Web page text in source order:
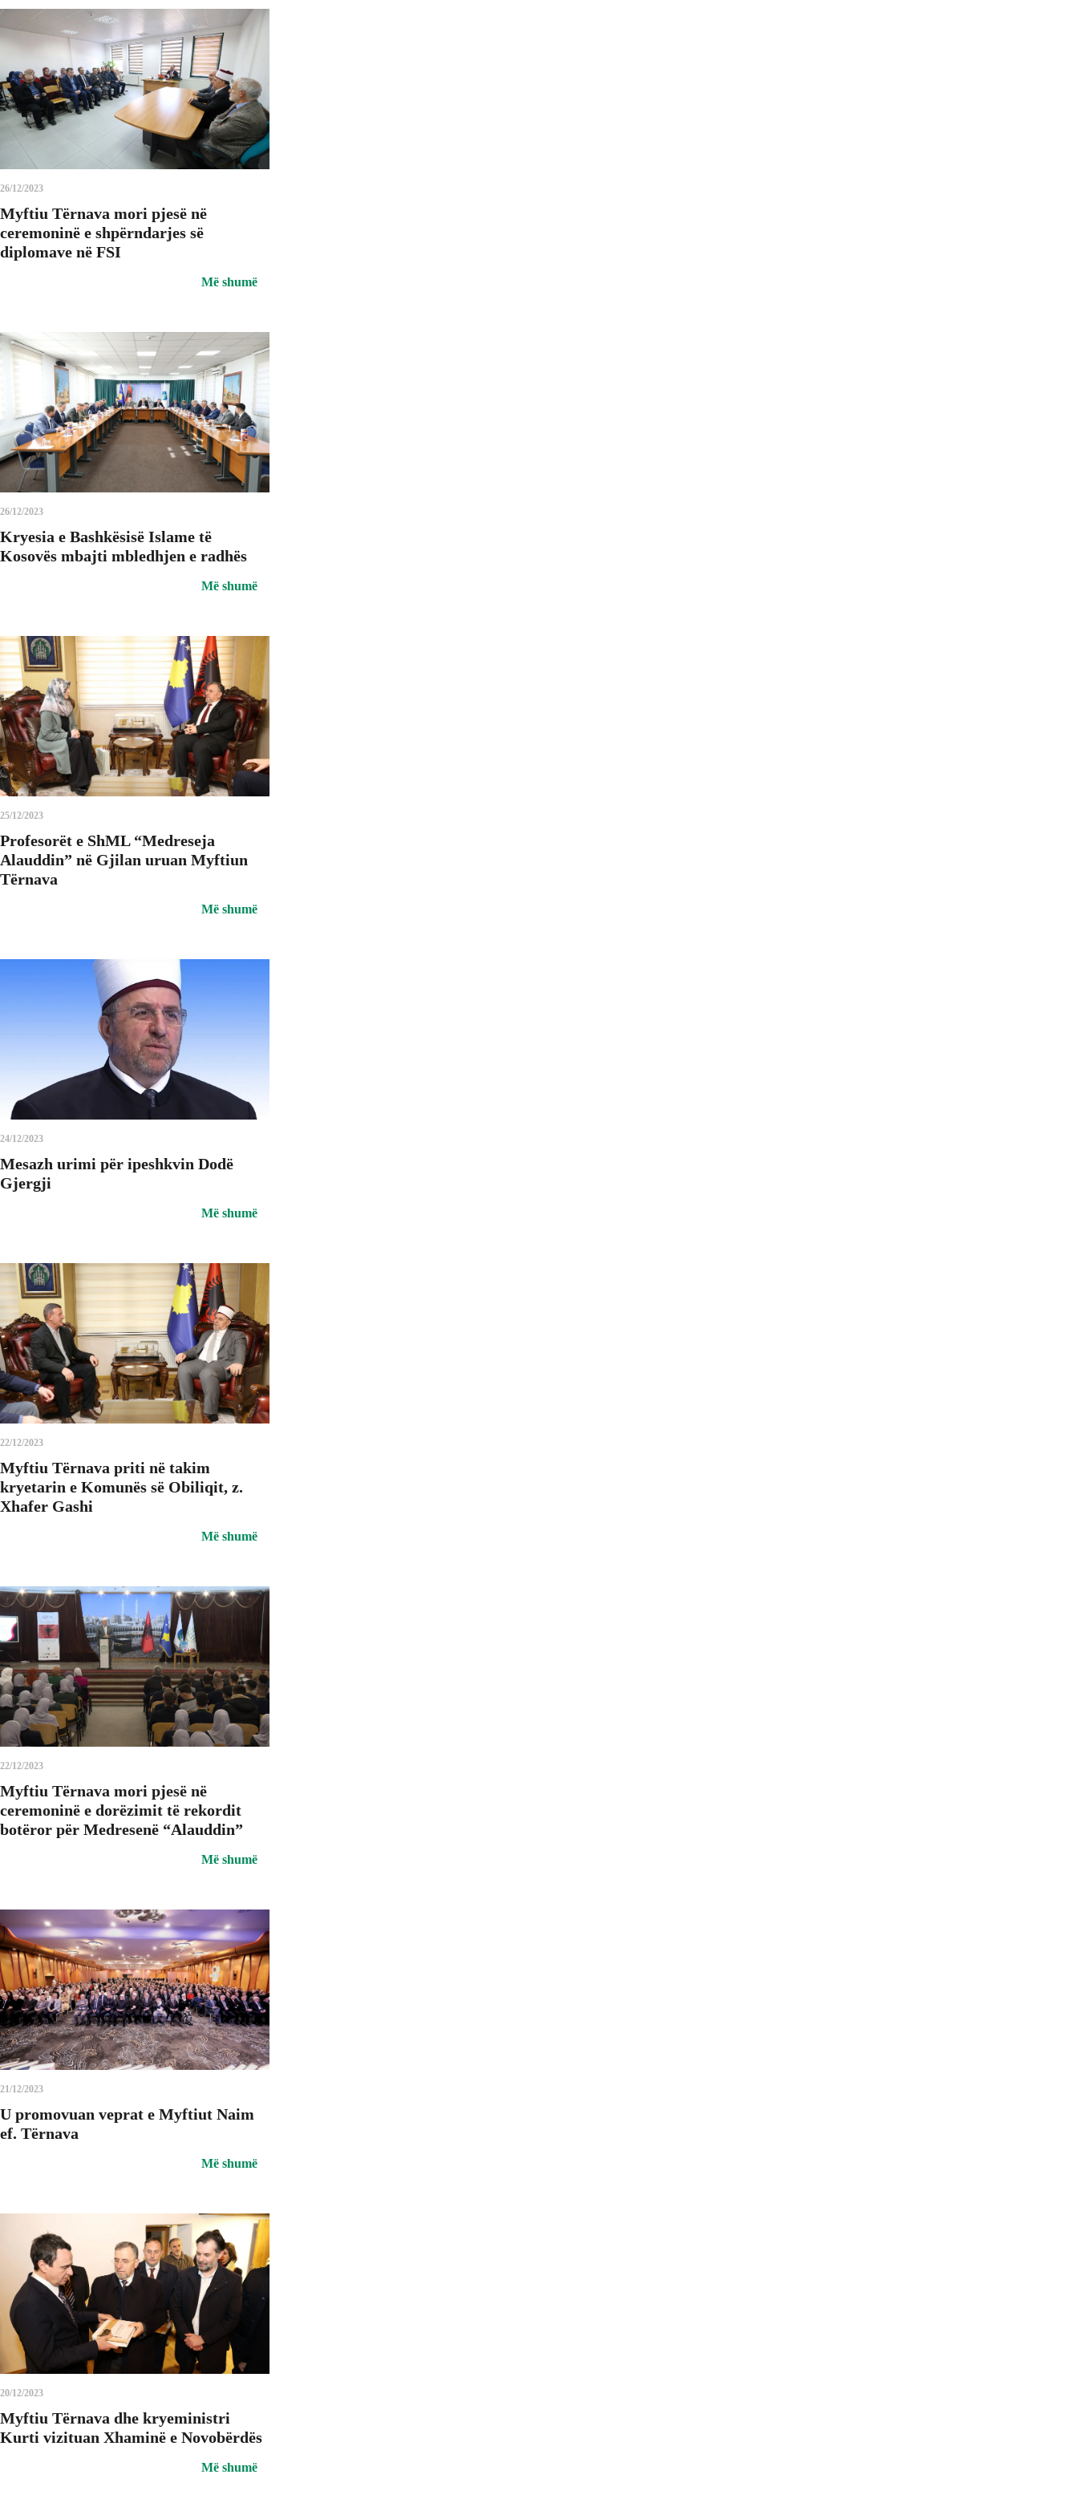
26/12/2023
Myftiu Tërnava mori pjesë në
ceremoninë e shpërndarjes së
diplomave në FSI
Më shumë
26/12/2023
Kryesia e Bashkësisë Islame të
Kosovës mbajti mbledhjen e radhës
Më shumë
25/12/2023
Profesorët e ShML “Medreseja
Alauddin” në Gjilan uruan Myftiun
Tërnava
Më shumë
24/12/2023
Mesazh urimi për ipeshkvin Dodë
Gjergji
Më shumë
22/12/2023
Myftiu Tërnava priti në takim
kryetarin e Komunës së Obiliqit, z.
Xhafer Gashi
Më shumë
22/12/2023
Myftiu Tërnava mori pjesë në
ceremoninë e dorëzimit të rekordit
botëror për Medresenë “Alauddin”
Më shumë
21/12/2023
U promovuan veprat e Myftiut Naim
ef. Tërnava
Më shumë
20/12/2023
Myftiu Tërnava dhe kryeministri
Kurti vizituan Xhaminë e Novobërdës
Më shumë